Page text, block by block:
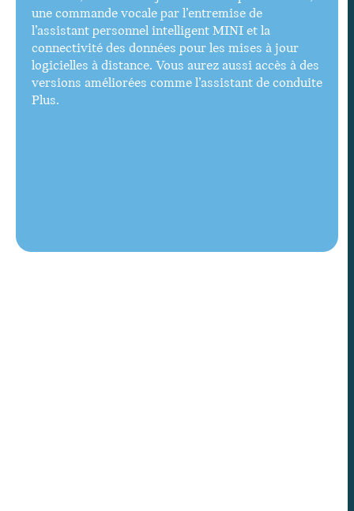
une commande vocale par l’entremise de
l’assistant personnel intelligent MINI et la
connectivité des données pour les mises à jour
logicielles à distance. Vous aurez aussi accès à des
versions améliorées comme l’assistant de conduite
Plus.